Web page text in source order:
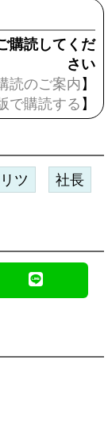
購読してくだ
さい
読のご案内 】
で購読する 】
ツ 社長